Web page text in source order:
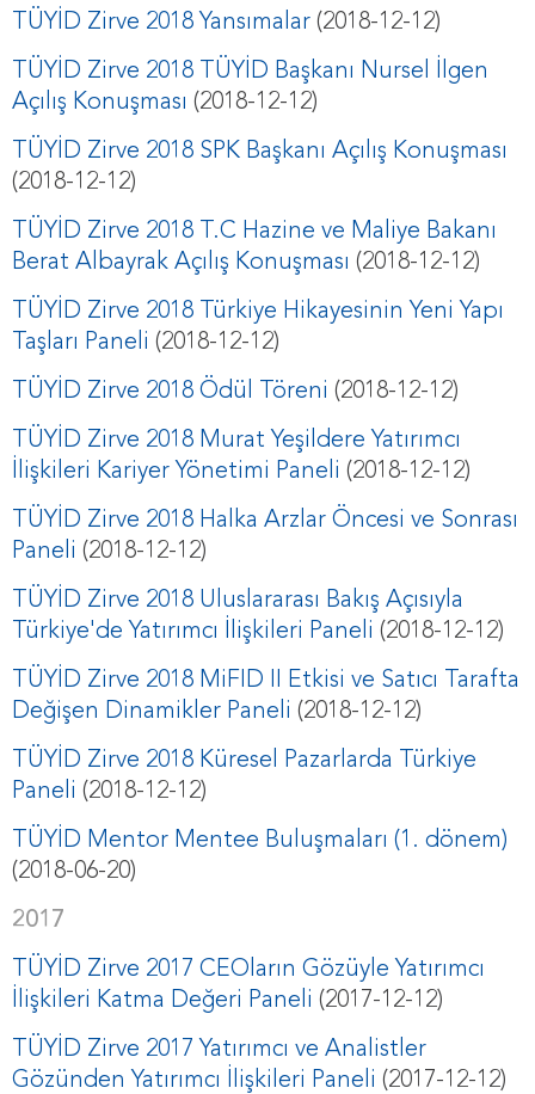
TÜYİD Zirve 2018 Yansımalar (2018-12-12)
TÜYİD Zirve 2018 TÜYİD Başkanı Nursel İlgen
Açılış Konuşması (2018-12-12)
TÜYİD Zirve 2018 SPK Başkanı Açılış Konuşması
(2018-12-12)
TÜYİD Zirve 2018 T.C Hazine ve Maliye Bakanı
Berat Albayrak Açılış Konuşması (2018-12-12)
TÜYİD Zirve 2018 Türkiye Hikayesinin Yeni Yapı
Taşları Paneli (2018-12-12)
TÜYİD Zirve 2018 Ödül Töreni (2018-12-12)
TÜYİD Zirve 2018 Murat Yeşildere Yatırımcı
İlişkileri Kariyer Yönetimi Paneli (2018-12-12)
TÜYİD Zirve 2018 Halka Arzlar Öncesi ve Sonrası
Paneli (2018-12-12)
TÜYİD Zirve 2018 Uluslararası Bakış Açısıyla
Türkiye'de Yatırımcı İlişkileri Paneli (2018-12-12)
TÜYİD Zirve 2018 MiFID II Etkisi ve Satıcı Tarafta
Değişen Dinamikler Paneli (2018-12-12)
TÜYİD Zirve 2018 Küresel Pazarlarda Türkiye
Paneli (2018-12-12)
TÜYİD Mentor Mentee Buluşmaları (1. dönem)
(2018-06-20)
2017
TÜYİD Zirve 2017 CEOların Gözüyle Yatırımcı
İlişkileri Katma Değeri Paneli (2017-12-12)
TÜYİD Zirve 2017 Yatırımcı ve Analistler
Gözünden Yatırımcı İlişkileri Paneli (2017-12-12)